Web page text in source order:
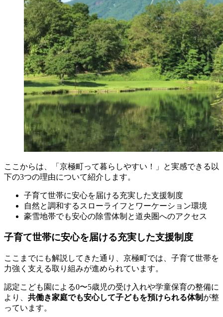
ここからは、「京極町って暮らしやすい！」と実感できる以
下の3つの理由について紹介します。
子育て世帯に安心を届ける充実した支援制度
自然と調和するスローライフとワーケーション環境
豪雪地帯でも安心の除雪体制と道央圏へのアクセス
子育て世帯に安心を届ける充実した支援制度
ここまでにも解説してきた通り、京極町では、子育て世帯を
力強く支える取り組みが進められています。
認定こども園による0〜5歳児の受け入れや学童保育の整備に
より、 共働き家庭でも安心して子どもを預けられる体制 が整
っています。